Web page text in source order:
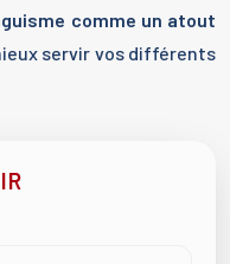
comme un atout
servir vos différents